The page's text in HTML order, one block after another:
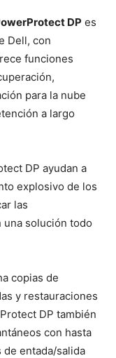
DP es
Dell, con
funciones
para la nube
a largo
DP ayudan a
explosivo de los
las
una solución todo
copias de
y restauraciones
DP también
con hasta
de entada/salida